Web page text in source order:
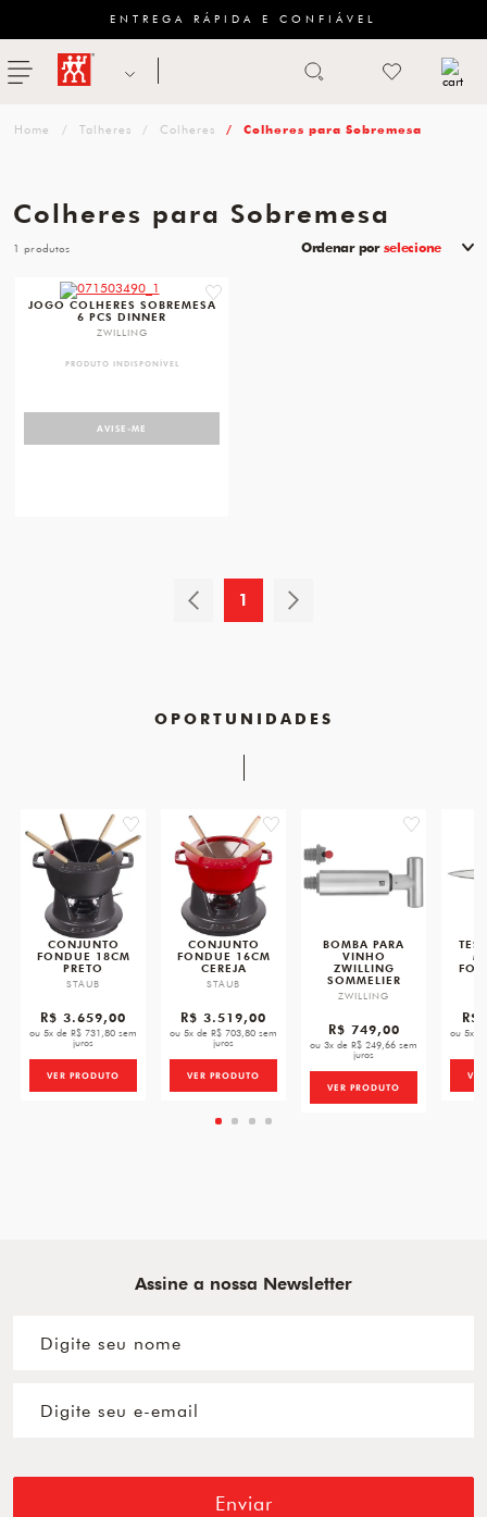
ENTREGA RÁPIDA E CONFIÁVEL
menu ZWILLING
de
Talheres Colheres Colheres para Sobremesa
Colheres para Sobremesa
Ordenar por selecione
1
favorite
JOGO COLHERES SOBREMESA
6 PCS DINNER
ZWILLING
PRODUTO INDISPONÍVEL
AVISE-ME
1
OPORTUNIDADES
favorite
CONJUNTO
FONDUE 18CM
PRETO
STAUB
R$ 3.659,00
ou 5x de R$ 731,80 sem
juros
VER PRODUTO
favorite
CONJUNTO
FONDUE 16CM
CEREJA
STAUB
R$ 3.519,00
ou 5x de R$ 703,80 sem
juros
VER PRODUTO
favorite
BOMBA PARA
VINHO
ZWILLING
SOMMELIER
ZWILLING
R$ 749,00
ou 3x de R$ 249,66 sem
juros
VER PRODUTO
R$
ou 5x
Assine a nossa Newsletter
Enviar